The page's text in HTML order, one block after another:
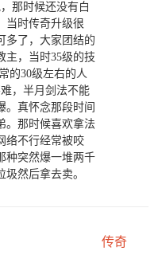
那时候还没有白
当时传奇升级很
多了，大家团结的
主，当时35级的技
的30级左右的人
，半月剑法不能
。真怀念那段时间
。那时候喜欢拿法
络不行经常被咬
种突然爆一堆两千
然后拿去卖。
传奇